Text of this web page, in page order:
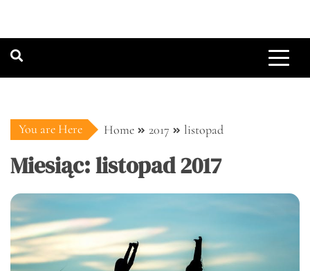
You are Here Home 2017 listopad
Miesiąc:listopad 2017